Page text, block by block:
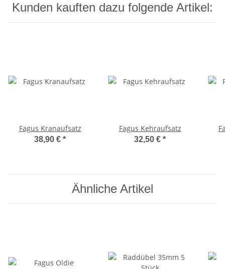
Kunden kauften dazu folgende Artikel:
Fagus Kranaufsatz
38,90 € *
Fagus Kehraufsatz
32,50 € *
Ähnliche Artikel